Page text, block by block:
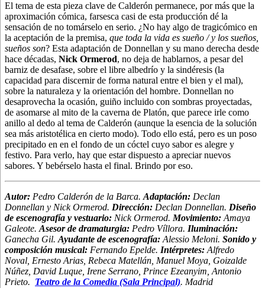
El tema de esta pieza clave de Calderón permanece, por más que la
aproximación cómica, farsesca casi de esta producción dé la
sensación de no tomárselo en serio. ¿No hay algo de tragicómico en
la aceptación de la premisa, que toda la vida es sueño / y los sueños,
sueños son? Esta adaptación de Donnellan y su mano derecha desde
hace décadas, Nick Ormerod, no deja de hablarnos, a pesar del
barniz de desafase, sobre el libre albedrío y la sindéresis (la
capacidad para discernir de forma natural entre el bien y el mal),
sobre la naturaleza y la orientación del hombre. Donnellan no
desaprovecha la ocasión, guiño incluido con sombras proyectadas,
de asomarse al mito de la caverna de Platón, que parece irle como
anillo al dedo al tema de Calderón (aunque la esencia de la solución
sea más aristotélica en cierto modo). Todo ello está, pero es un poso
precipitado en en el fondo de un cóctel cuyo sabor es alegre y
festivo. Para verlo, hay que estar dispuesto a apreciar nuevos
sabores. Y bebérselo hasta el final. Brindo por eso.
Autor: Pedro Calderón de la Barca.Adaptación: Declan
Donnellan y Nick Ormerod. Dirección: Declan Donnellan. Diseño
de escenografía y vestuario: Nick Ormerod.Movimiento:Amaya
Galeote.Asesor de dramaturgia: Pedro Víllora. Iluminación:
Ganecha Gil.Ayudante de escenografía:Alessio Meloni. Sonido y
composición musical: Fernando Epelde. Intérpretes:Alfredo
Noval, Ernesto Arias, Rebeca Matellán, Manuel Moya, Goizalde
Núñez, David Luque, Irene Serrano, Prince Ezeanyim, Antonio
Prieto. Teatro de la Comedia (Sala Principal). Madrid